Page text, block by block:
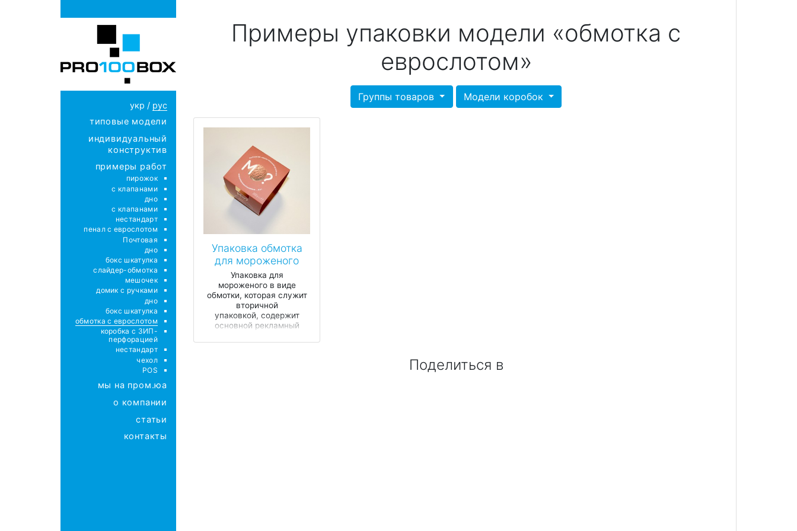
укр / рус
типовые модели
индивидуальный
конструктив
примеры работ
пирожок
с клапанами
дно
с клапанами
нестандарт
пенал с еврослотом
Почтовая
дно
бокс шкатулка
слайдер-обмотка
мешочек
домик с ручками
дно
бокс шкатулка
обмотка с еврослотом
коробка с ЗИП-
перфорацией
нестандарт
чехол
POS
мы на пром.юа
о компании
статьи
контакты
Примеры упаковки модели «обмотка с
еврослотом»
Группы товаров Модели коробок
Упаковка обмотка
для мороженого
Упаковка для
мороженого в виде
обмотки, которая служит
вторичной
упаковкой, содержит
основной рекламный
состав продук...
Поделиться в